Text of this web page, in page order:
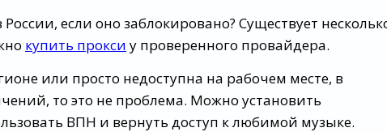
если оно заблокировано? Существует
купить прокси у проверенного провайдера.
или просто недоступна на рабочем месте, в
то это не проблема. Можно установить
ВПН и вернуть доступ к любимой музыке.